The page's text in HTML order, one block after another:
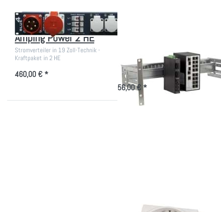
Stromverteiler
Amping Power 2 HE
Stromverteiler in 19 Zoll-Technik -
Kraftpaket in 2 HE
460,00 € *
Hutschienenträger
Träger von Hutschienengeräten
56,00 € *
Einbausteckdose 1-